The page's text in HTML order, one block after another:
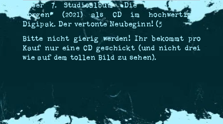
Unser 7. Studioalbum „Die Maschine von
morgen“ (2021) als CD im hochwertigen
Digipak. Der vertonte Neubeginn! <3
Bitte nicht gierig werden! Ihr bekommt pro
Kauf nur eine CD geschickt (und nicht drei
wie auf dem tollen Bild zu sehen).